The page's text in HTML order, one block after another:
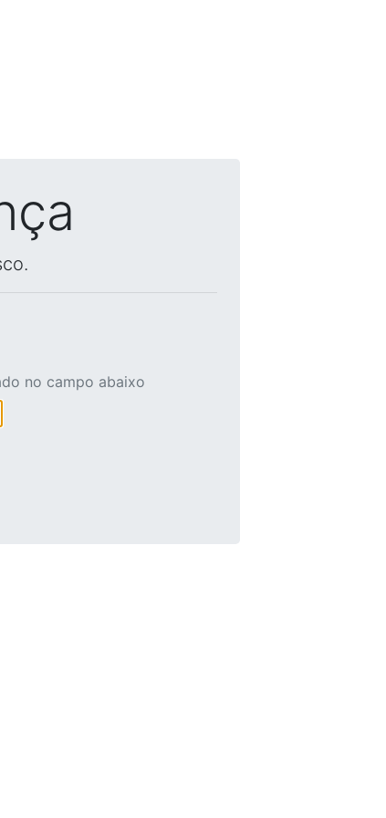
no campo abaixo